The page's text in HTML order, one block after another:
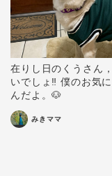
在りし日のくうさん
いでしょ‼️ 僕のお気
んだよ。🐶
みきママ